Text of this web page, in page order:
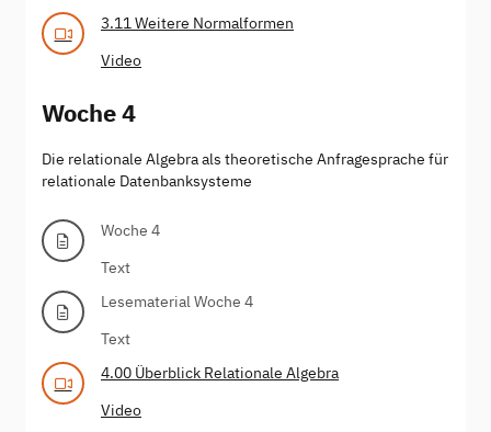
3.11 Weitere Normalformen
Video
Woche 4
Die relationale Algebra als theoretische Anfragesprache für
relationale Datenbanksysteme
Woche 4
Text
Lesematerial Woche 4
Text
4.00 Überblick Relationale Algebra
Video